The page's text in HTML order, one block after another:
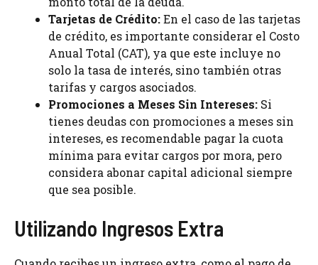
Tarjetas de Crédito:En el caso de las tarjetas
de crédito, es importante considerar el Costo
Anual Total (CAT), ya que este incluye no
solo la tasa de interés, sino también otras
tarifas y cargos asociados.
Promociones a Meses Sin Intereses: Si
tienes deudas con promociones a meses sin
intereses, es recomendable pagar la cuota
mínima para evitar cargos por mora, pero
considera abonar capital adicional siempre
que sea posible.
Utilizando Ingresos Extra